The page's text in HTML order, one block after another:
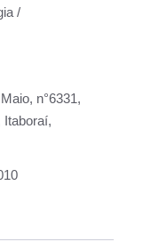
/
n°6331,
Itaboraí,